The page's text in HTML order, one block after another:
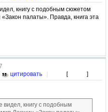
книгу с подобным сюжетом
палаты». Правда, книга эта
цитировать
| [ ]
видел, книгу с подобным